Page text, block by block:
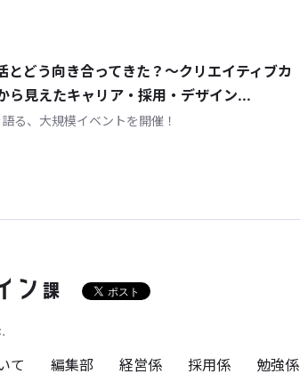
とどう向き合ってきた？〜クリエイティブカ
ら見えたキャリア・採用・デザイン...
る、大規模イベントを開催！
て
編集部 経営係 採用係 勉強係